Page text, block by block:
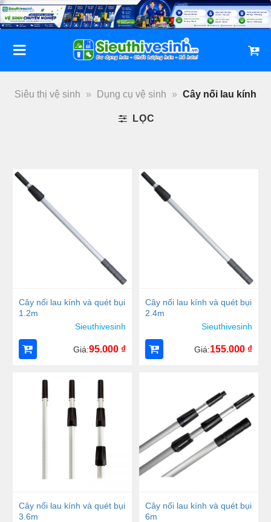
Bỏ
qua
dung
Siêu thị vệ sinh » Dụng cụ vệ sinh » Cây nối lau kính
LỌC
Cây nối lau kính và quét bụi
1.2m
Sieuthivesinh
Giá:95.000 ₫
Cây nối lau kính và quét bụi
2.4m
Sieuthivesinh
Giá:155.000 ₫
Cây nối lau kính và quét bụi
3.6m
Cây nối lau kính và quét bụi
6m